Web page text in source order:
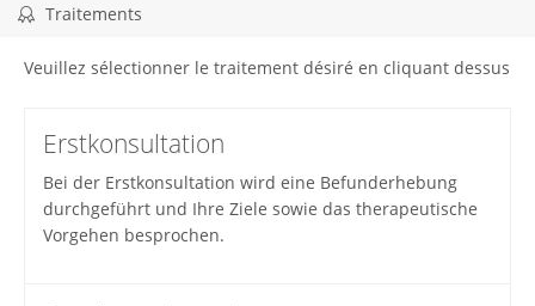
Traitements
Veuillez sélectionner le traitement désiré en cliquant dessus
Erstkonsultation
Bei der Erstkonsultation wird eine Befunderhebung
durchgeführt und Ihre Ziele sowie das therapeutische
Vorgehen besprochen.